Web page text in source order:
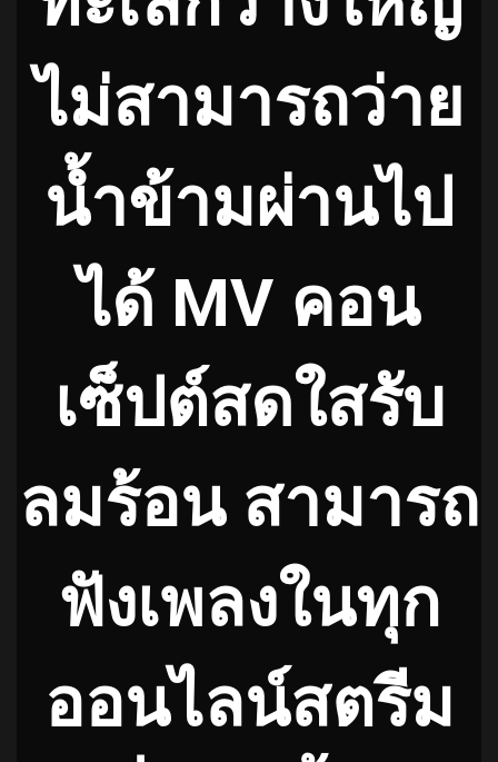
ไม่สามารถว่าย
น้ำข้ามผ่านไป
ได้ MV คอน
เซ็ปต์สดใสรับ
ลมร้อน สามารถ
ฟังเพลงในทุก
ออนไลน์สตรีม